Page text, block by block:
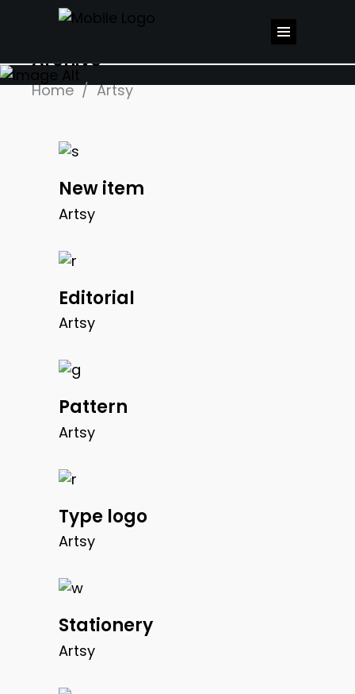
Archive
Home/Artsy
New item
Artsy
Editorial
Artsy
Pattern
Artsy
Type logo
Artsy
Stationery
Artsy